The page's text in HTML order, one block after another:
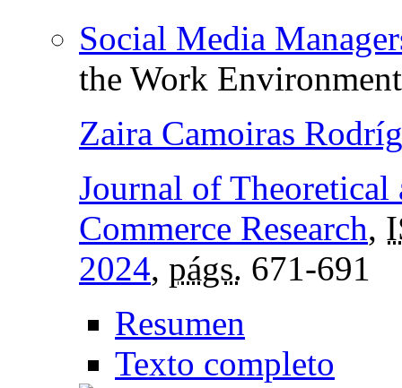
Social Media
the Work Environment
Zaira Camoiras
Journal of
Commerce Research,
2024, págs. 671-691
Resumen
Texto completo